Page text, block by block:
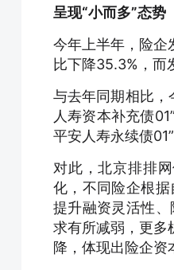
呈现“小而多”态势
今年上半年，险企
比下降35.3%，而
与去年同期相比，
人寿资本补充债
平安人寿永续债
对此，北京排排
化，不同险企根
提升融资灵活性
求有所减弱，更多
降，体现出险企